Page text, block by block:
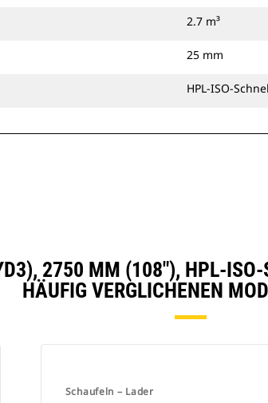
2.7 m³
25 mm
HPL-ISO-
2750 MM (108"), HPL-ISO-
HÄUFIG VERGLICHENEN
Schaufeln – Lader